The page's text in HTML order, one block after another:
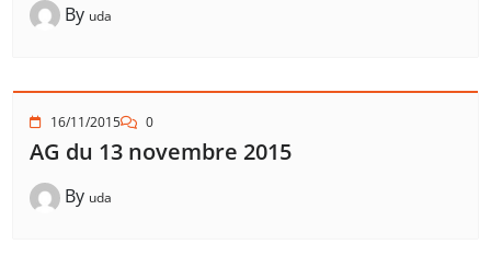
By uda
16/11/2015 0
AG du 13 novembre 2015
By uda